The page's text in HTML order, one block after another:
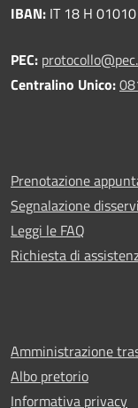
IBAN: IT 18 H
PEC:
Centralino Unico:
Prenotazione
Segnalazione
Leggi le FAQ
Richiesta di
Amministrazione
Albo pretorio
Informativa privacy